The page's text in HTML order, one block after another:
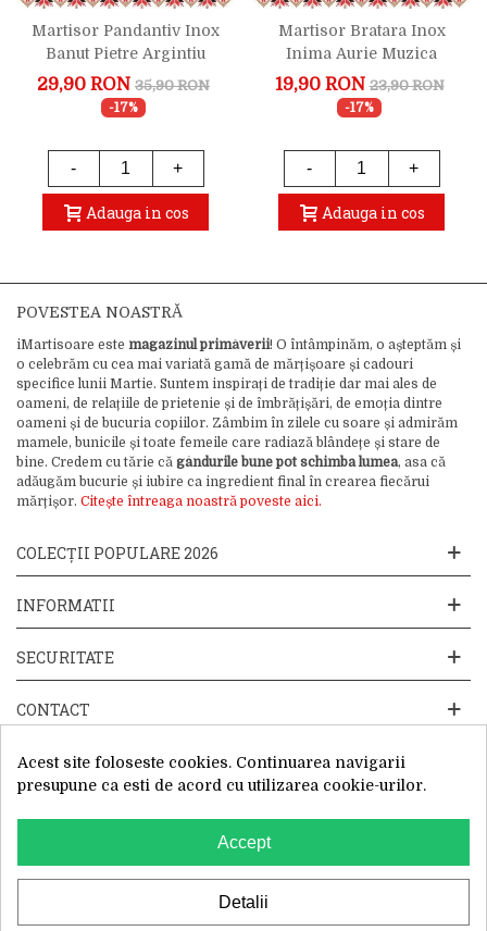
Martisor Pandantiv Inox
Banut Pietre Argintiu
Muzica Saxofon
29,90 RON 35,90 RON
-17%
- +
Adauga in cos
Martisor Bratara Inox
Inima Aurie Muzica
Vioara
19,90 RON 23,90 RON
-17%
- +
Adauga in cos
POVESTEA NOASTRĂ
iMartisoare este magazinul primăverii! O întâmpinăm, o așteptăm și
o celebrăm cu cea mai variată gamă de mărțișoare și cadouri
specifice lunii Martie. Suntem inspirați de tradiție dar mai ales de
oameni, de relațiile de prietenie și de îmbrățișări, de emoția dintre
oameni și de bucuria copiilor. Zâmbim în zilele cu soare și admirăm
mamele, bunicile și toate femeile care radiază blândețe și stare de
bine. Credem cu tărie că gândurile bune pot schimba lumea, asa că
adăugăm bucurie și iubire ca ingredient final în crearea fiecărui
mărțișor. Citește întreaga noastră poveste aici.
COLECȚII POPULARE 2026
INFORMATII
SECURITATE
CONTACT
Website operat de: Primavara in dar SRL, Cod Fiscal: 52428019, Reg.
Com: J2025066115002, Sediu Social:Sos. Unirii 201-203C, Caciulati,
Acest site foloseste cookies. Continuarea navigarii
presupune ca esti de acord cu utilizarea cookie-urilor.
Accept
Detalii